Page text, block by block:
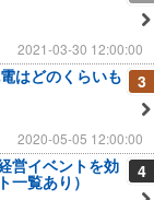
2021-03-30 12:00:00
3
はどのくらいも
2020-05-05 12:00:00
4
営イベントを効
一覧あり）